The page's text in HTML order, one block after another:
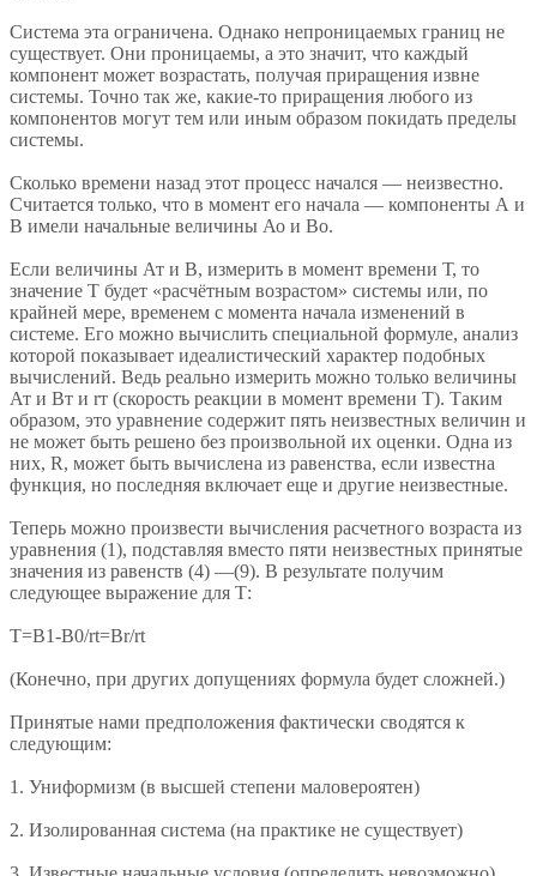
Система эта ограничена. Однако непроницаемых границ не
существует. Они проницаемы, а это значит, что каждый
компонент может возрастать, получая приращения извне
системы. Точно так же, какие-то приращения любого из
компонентов могут тем или иным образом покидать пределы
системы.
Сколько времени назад этот процесс начался — неизвестно.
Считается только, что в момент его начала — компоненты А и
В имели начальные величины Ао и Во.
Если величины Ат и В, измерить в момент времени Т, то
значение Т будет «расчётным возрастом» системы или, по
крайней мере, временем с момента начала изменений в
системе. Его можно вычислить специальной формуле, анализ
которой показывает идеалистический характер подобных
вычислений. Ведь реально измерить можно только величины
Ат и Вт и rт (скорость реакции в момент времени Т). Таким
образом, это уравнение содержит пять неизвестных величин и
не может быть решено без произвольной их оценки. Одна из
них, R, может быть вычислена из равенства, если известна
функция, но последняя включает еще и другие неизвестные.
Теперь можно произвести вычисления расчетного возраста из
уравнения (1), подставляя вместо пяти неизвестных принятые
значения из равенств (4) —(9). В результате получим
следующее выражение для Т:
T=B1-B0/rt=Br/rt
(Конечно, при других допущениях формула будет сложней.)
Принятые нами предположения фактически сводятся к
следующим:
1. Униформизм (в высшей степени маловероятен)
2. Изолированная система (на практике не существует)